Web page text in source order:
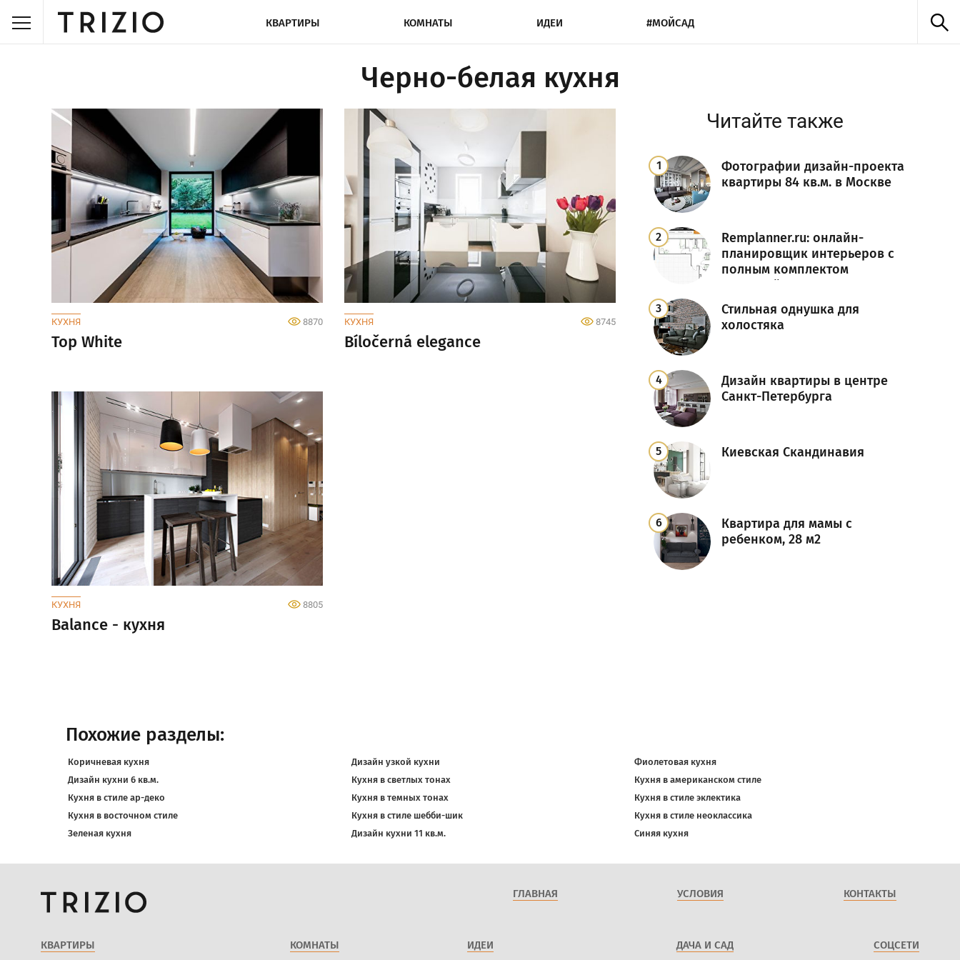
КВАРТИРЫ КОМНАТЫ ИДЕИ #МОЙСАД
Черно-белая кухня
Читайте также
Фотографии дизайн-проекта
квартиры 84 кв.м. в Москве
Remplanner.ru: онлайн-
планировщик интерьеров с
полным комплектом
чертежей для ремонта!
Стильная однушка для
холостяка
Дизайн квартиры в центре
Санкт-Петербурга
Киевская Скандинавия
Квартира для мамы с
ребенком, 28 м2
КУХНЯ 8870
Top White
КУХНЯ 8745
Bíločerná elegance
КУХНЯ 8805
Balance - кухня
Похожие разделы:
Коричневая кухня Дизайн узкой кухни
Фиолетовая кухня
Дизайн кухни 6 кв.м.
Кухня в светлых тонах
Кухня в американском стиле
Кухня в стиле ар-деко
Кухня в темных тонах
Кухня в стиле эклектика
Кухня в восточном стиле
Кухня в стиле шебби-шик
Кухня в стиле неоклассика
Зеленая кухня
Дизайн кухни 11 кв.м. Синяя кухня
ГЛАВНАЯ УСЛОВИЯ КОНТАКТЫ
КВАРТИРЫ КОМНАТЫ ИДЕИ ДАЧА И САД СОЦСЕТИ